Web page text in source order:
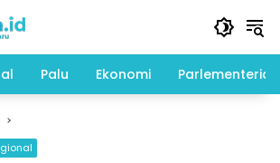
Palu Ekonomi Parlementeria